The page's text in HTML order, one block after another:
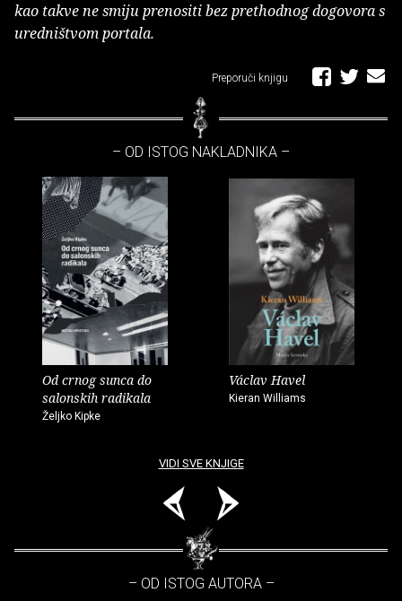
kao takve ne smiju prenositi bez prethodnog dogovora s
uredništvom portala.
Preporuči knjigu
– OD ISTOG NAKLADNIKA –
Od crnog sunca do
salonskih radikala
Željko Kipke
Václav Havel
Kieran Williams
VIDI SVE KNJIGE
– OD ISTOG AUTORA –